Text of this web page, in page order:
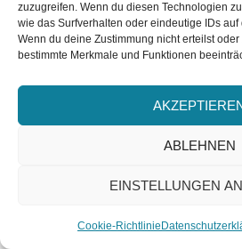
zuzugreifen. Wenn du diesen Technologien
wie das Surfverhalten oder eindeutige IDs
Wenn du deine Zustimmung nicht erteilst
bestimmte Merkmale und Funktionen
ABLEHNEN
EINSTELLUNGEN
Cookie-Richtlinie